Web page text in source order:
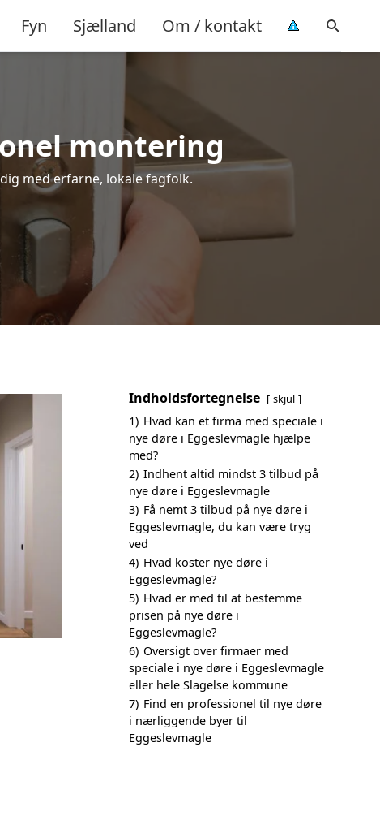
Fyn Sjælland Om / kontakt
montering
med erfarne, lokale fagfolk.
Indholdsfortegnelse skjul
1) Hvad kan et firma med speciale i
nye døre i Eggeslevmagle hjælpe
med?
2) Indhent altid mindst 3 tilbud på
nye døre i Eggeslevmagle
3) Få nemt 3 tilbud på nye døre i
Eggeslevmagle, du kan være tryg
ved
4) Hvad koster nye døre i
Eggeslevmagle?
5) Hvad er med til at bestemme
prisen på nye døre i
Eggeslevmagle?
6) Oversigt over firmaer med
speciale i nye døre i Eggeslevmagle
eller hele Slagelse kommune
7) Find en professionel til nye døre
i nærliggende byer til
Eggeslevmagle